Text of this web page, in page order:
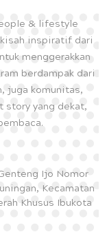
& lifestyle
inspiratif dari
menggerakkan
berdampak dari
juga komunitas,
story yang dekat,
Ijo Nomor
Kecamatan
Khusus Ibukota